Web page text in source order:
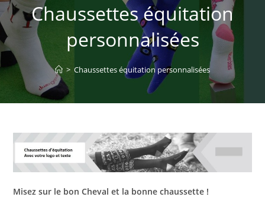
Chaussettes équitation
personnalisées
> Chaussettes équitation personnalisées
Misez sur le bon Cheval et la bonne chaussette !